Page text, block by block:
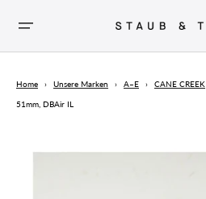
SPRINGEN
Home › Unsere Marken › A–E › CANE CREEK
51mm, DBAir IL